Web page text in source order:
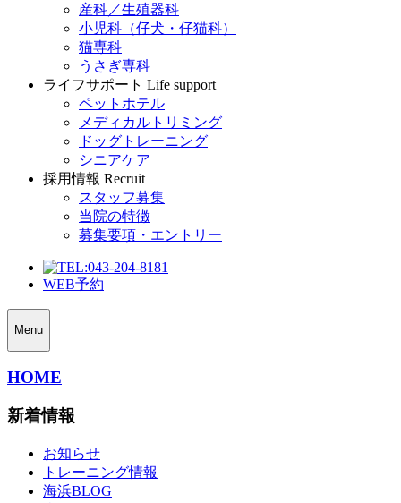
産科／生殖器科
小児科（仔犬・仔猫科）
猫専科
うさぎ専科
ライフサポート Life support
ペットホテル
メディカルトリミング
ドッグトレーニング
シニアケア
採用情報 Recruit
スタッフ募集
当院の特徴
募集要項・エントリー
043-204-8181
WEB予約
Menu
HOME
新着情報
お知らせ
トレーニング情報
海浜BLOG